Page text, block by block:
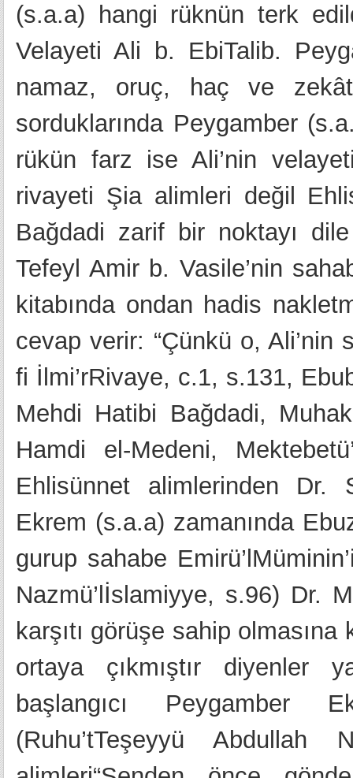
(s.a.a) hangi rüknün terk
Velayeti Ali b. EbiTalib.
namaz, oruç, haç ve
sorduklarında Peygamber
rükün farz ise Ali’nin
rivayeti Şia alimleri değil
Bağdadi zarif bir noktayı
Tefeyl Amir b. Vasile’nin
kitabında ondan hadis
cevap verir: “Çünkü o, Ali’nin
fi İlmi’rRivaye, c.1, s.131,
Mehdi Hatibi Bağdadi,
Hamdi el-Medeni,
Ehlisünnet alimlerinden
Ekrem (s.a.a) zamanında
gurup sahabe
Nazmü’lİslamiyye, s.96) Dr.
karşıtı görüşe sahip
ortaya çıkmıştır diyenler
başlangıcı Peygamber
(Ruhu’tTeşeyyü Abdullah